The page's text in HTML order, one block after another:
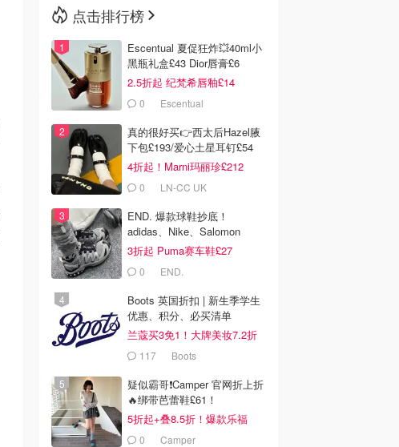
点击排行榜
Escentual 夏促狂炸💥40ml小
黑瓶礼盒£43 Dior唇膏£6
2.5折起 纪梵希唇釉£14
0 Escentual
真的很好买👉西太后Hazel腋
下包£193/爱心土星耳钉£54
4折起！Marni玛丽珍£212
0 LN-CC UK
END. 爆款球鞋抄底！
adidas、Nike、Salomon
3折起 Puma赛车鞋£27
0 END.
Boots 英国折扣 | 新生季学生
优惠、积分、必买清单
兰蔻买3免1！大牌美妆7.2折
117 Boots
疑似霸哥❗️Camper 官网折上折
🔥绑带芭蕾鞋£61！
5折起+叠8.5折！爆款乐福
£68！
0 Camper